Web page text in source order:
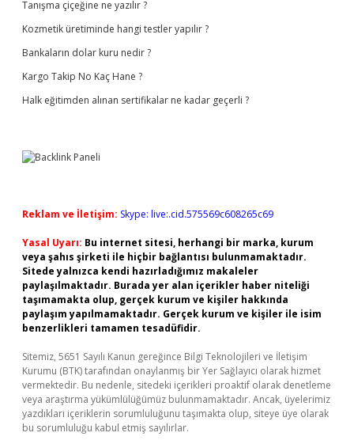
Tanışma çiçeğine ne yazılır ?
Kozmetik üretiminde hangi testler yapılır ?
Bankaların dolar kuru nedir ?
Kargo Takip No Kaç Hane ?
Halk eğitimden alınan sertifikalar ne kadar geçerli ?
Reklam ve İletişim: Skype: live:.cid.575569c608265c69
Yasal Uyarı: Bu internet sitesi, herhangi bir marka, kurum
veya şahıs şirketi ile hiçbir bağlantısı bulunmamaktadır.
Sitede yalnızca kendi hazırladığımız makaleler
paylaşılmaktadır. Burada yer alan içerikler haber niteliği
taşımamakta olup, gerçek kurum ve kişiler hakkında
paylaşım yapılmamaktadır. Gerçek kurum ve kişiler ile isim
benzerlikleri tamamen tesadüfidir.
Sitemiz, 5651 Sayılı Kanun gereğince Bilgi Teknolojileri ve İletişim
Kurumu (BTK) tarafından onaylanmış bir Yer Sağlayıcı olarak hizmet
vermektedir. Bu nedenle, sitedeki içerikleri proaktif olarak denetleme
veya araştırma yükümlülüğümüz bulunmamaktadır. Ancak, üyelerimiz
yazdıkları içeriklerin sorumluluğunu taşımakta olup, siteye üye olarak
bu sorumluluğu kabul etmiş sayılırlar.